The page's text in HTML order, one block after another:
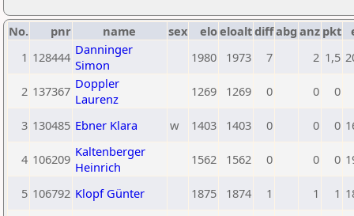
No. pnr name sex eloeloaltdiffabg anz pkt
1 128444 Danninger
Simon
1980 1973 7 2 1,5
2 137367 Doppler
Laurenz
1269 1269 0 0 0
3 130485 Ebner Klara w 1403 1403 0 0 0
4 106209 Kaltenberger
Heinrich
1562 1562 0 0 0
5 106792 Klopf Günter 1875 1874 1 1 1